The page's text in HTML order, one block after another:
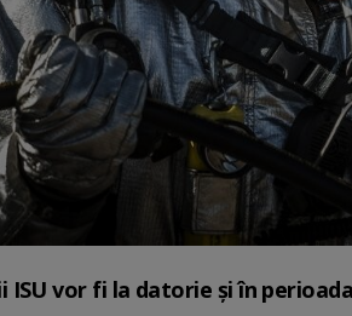
ISU vor fi la datorie și în